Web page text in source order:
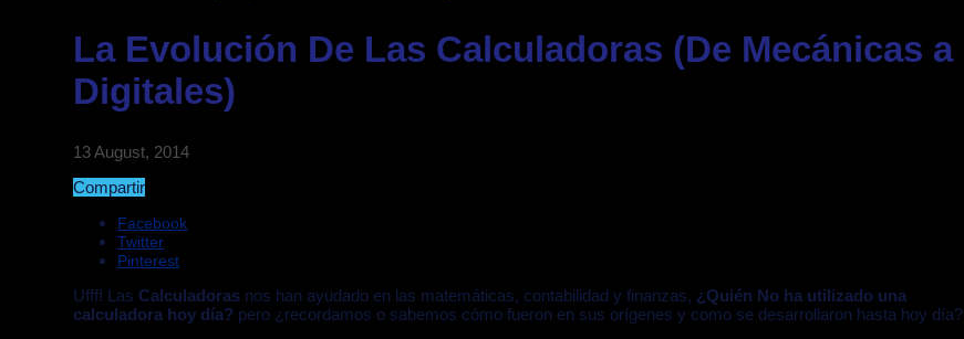
La Evolución De Las Calculadoras (De Mecánicas a
Digitales)
13 August, 2014
Compartir
Facebook
Twitter
Pinterest
Ufff! Las Calculadoras nos han ayudado en las matemáticas, contabilidad y finanzas, ¿Quién No ha utilizado una
calculadora hoy día? pero ¿recordamos o sabemos cómo fueron en sus orígenes y como se desarrollaron hasta hoy día?